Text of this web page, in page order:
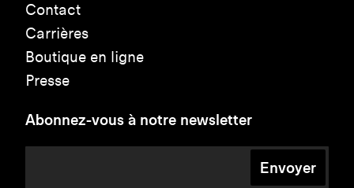
Contact
Carrières
Boutique en ligne
Presse
Abonnez-vous à notre newsletter
Envoyer